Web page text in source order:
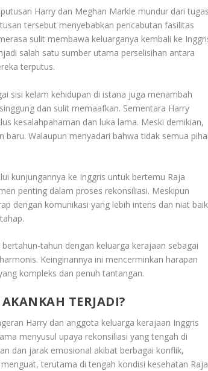
Harry dan Meghan Markle mundur dari
tersebut menyebabkan pencabutan fasilitas
sulit membawa keluarganya kembali ke
salah satu sumber utama perselisihan antara
terputus.
sisi kelam kehidupan di istana juga menambah
dan sulit memaafkan. Sementara Harry
kesalahpahaman dan luka lama. Meski demikian,
Walaupun menyadari bahwa tidak semua
kunjungannya ke Inggris untuk bertemu Raja
penting dalam proses rekonsiliasi. Meskipun
dengan komunikasi yang lebih intens dan niat baik
tahun dengan keluarga kerajaan sebagai
Keinginannya ini mencerminkan harapan
kompleks dan penuh tantangan.
TERJADI?
Harry dan anggota keluarga kerajaan Inggris
menyusul upaya rekonsiliasi yang tengah di
dan jarak emosional akibat berbagai konflik,
terutama di tengah kondisi kesehatan Raja